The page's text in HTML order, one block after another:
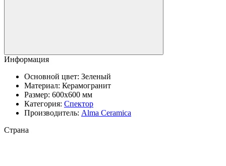
Информация
Основной цвет: Зеленый
Материал: Керамогранит
Размер: 600x600 мм
Категория: Спектор
Производитель: Alma Ceramica
Страна